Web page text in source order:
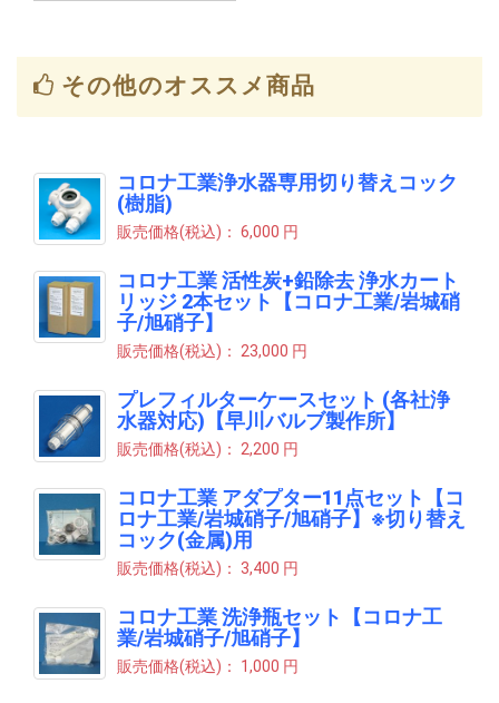
その他のオススメ商品
コロナ工業浄水器専用切り替えコック
(樹脂)
販売価格(税込)： 6,000 円
コロナ工業 活性炭+鉛除去 浄水カート
リッジ 2本セット【コロナ工業/岩城硝
子/旭硝子】
販売価格(税込)： 23,000 円
プレフィルターケースセット (各社浄
水器対応)【早川バルブ製作所】
販売価格(税込)： 2,200 円
コロナ工業 アダプター11点セット【コ
ロナ工業/岩城硝子/旭硝子】※切り替え
コック(金属)用
販売価格(税込)： 3,400 円
コロナ工業 洗浄瓶セット【コロナ工
業/岩城硝子/旭硝子】
販売価格(税込)： 1,000 円